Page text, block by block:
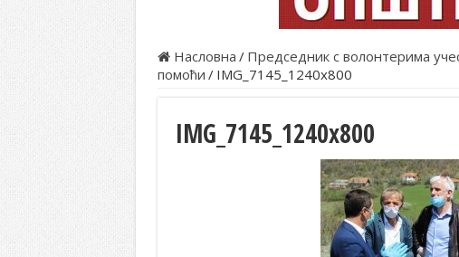
Насловна / Председник с волонтерима
помоћи / IMG_7145_1240x800
IMG_7145_1240x800